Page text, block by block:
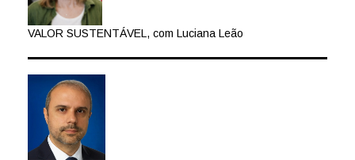
VALOR SUSTENTÁVEL, com Luciana Leão